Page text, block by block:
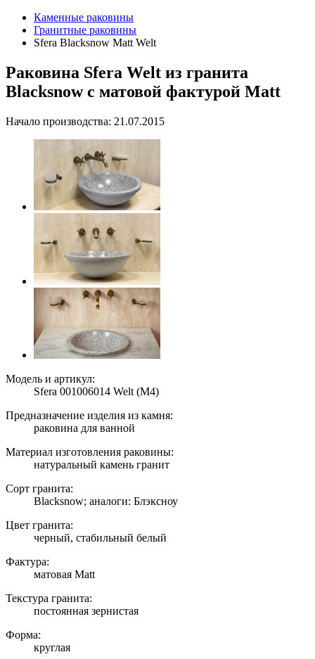
Каменные раковины
Гранитные раковины
Sfera Blacksnow Matt Welt
Раковина Sfera Welt из гранита
Blacksnow с матовой фактурой Matt
Начало производства: 21.07.2015
Модель и артикул:
Sfera 001006014 Welt (M4)
Предназначение изделия из камня:
раковина для ванной
Материал изготовления раковины:
натуральный камень гранит
Сорт гранита:
Blacksnow; аналоги: Блэксноу
Цвет гранита:
черный, стабильный белый
Фактура:
матовая Matt
Текстура гранита:
постоянная зернистая
Форма:
круглая